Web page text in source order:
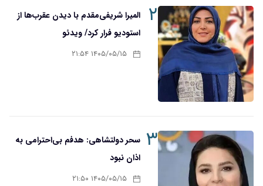
۲
المیرا شریفی‌مقدم با دیدن عقرب‌ها از
استودیو فرار کرد/ ویدئو
۱۴۰۵/۰۵/۱۵ ۲۱:۵۴
۳ سحر دولتشاهی: هدفم بی‌احترامی به
اذان نبود
۱۴۰۵/۰۵/۱۵ ۲۱:۵۰